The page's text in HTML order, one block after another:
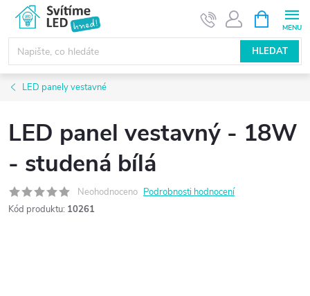
obsah
HLEDAT
NÁKUPNÍ
KOŠÍK
LED panely vestavné
LED panel vestavný - 18W
- studená bílá
Neohodnoceno Podrobnosti hodnocení
Kód produktu: 10261